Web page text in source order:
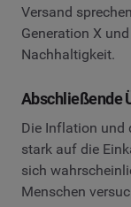
Versand
Generation X
Nachhaltigkeit.
Abschließende
Die Inflation und
stark auf die
sich
Menschen